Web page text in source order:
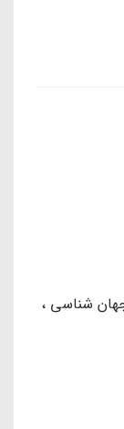
شناسی